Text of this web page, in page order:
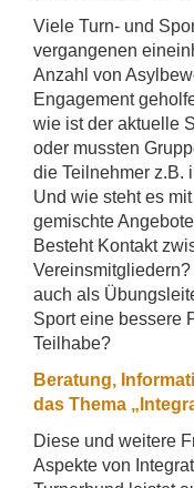
Viele Turn- und
vergangenen
Anzahl von
Engagement
wie ist der aktuelle
oder mussten
die Teilnehmer z.B.
Und wie steht es
gemischte
Besteht Kontakt
auch als
Sport eine bessere
Teilhabe?
Beratung,
das Thema
Diese und weitere
Aspekte von